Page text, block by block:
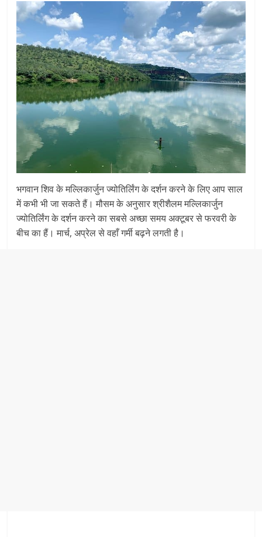
भगवान शिव के मल्लिकार्जुन ज्योतिर्लिंग के दर्शन करने के लिए आप साल
में कभी भी जा सकते हैं। मौसम के अनुसार श्रीशैलम मल्लिकार्जुन
ज्योतिर्लिंग के दर्शन करने का सबसे अच्छा समय अक्टूबर से फरवरी के
बीच का हैं। मार्च, अप्रेल से वहाँ गर्मी बढ़ने लगती है।